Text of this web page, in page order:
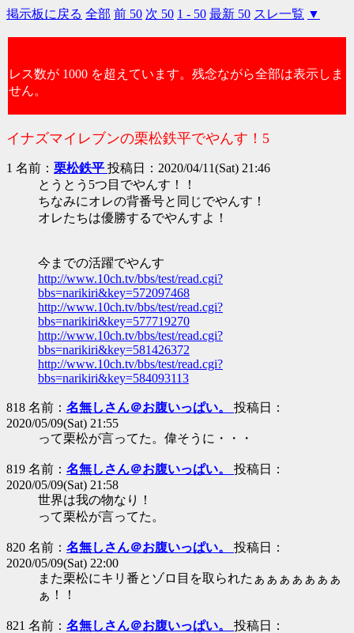
掲示板に戻る 全部 前 50 次 50 1 - 50 最新 50 スレ一覧 ▼
レス数が 1000 を超えています。残念ながら全部は表示しま
せん。
イナズマイレブンの栗松鉄平でやんす！5
1 名前： 栗松鉄平 投稿日：2020/04/11(Sat) 21:46
とうとう5つ目でやんす！！
ちなみにオレの背番号と同じでやんす！
オレたちは優勝するでやんすよ！
今までの活躍でやんす
http://www.10ch.tv/bbs/test/read.cgi?
bbs=narikiri&key=572097468
http://www.10ch.tv/bbs/test/read.cgi?
bbs=narikiri&key=577719270
http://www.10ch.tv/bbs/test/read.cgi?
bbs=narikiri&key=581426372
http://www.10ch.tv/bbs/test/read.cgi?
bbs=narikiri&key=584093113
818 名前： 名無しさん＠お腹いっぱい。 投稿日：
2020/05/09(Sat) 21:55
って栗松が言ってた。偉そうに・・・
819 名前： 名無しさん＠お腹いっぱい。 投稿日：
2020/05/09(Sat) 21:58
世界は我の物なり！
って栗松が言ってた。
820 名前： 名無しさん＠お腹いっぱい。 投稿日：
2020/05/09(Sat) 22:00
また栗松にキリ番とゾロ目を取られたぁぁぁぁぁぁぁ
ぁ！！
821 名前： 名無しさん＠お腹いっぱい。 投稿日：